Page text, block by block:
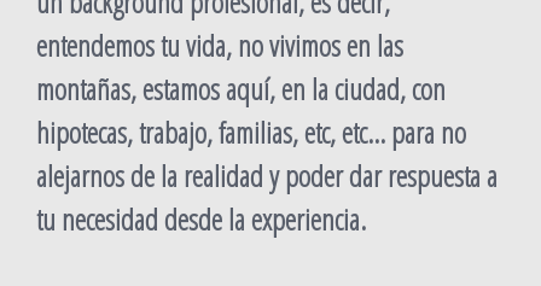
entendemos tu vida, no vivimos en las
montañas, estamos aquí, en la ciudad, con
hipotecas, trabajo, familias, etc, etc… para no
alejarnos de la realidad y poder dar respuesta a
tu necesidad desde la experiencia.